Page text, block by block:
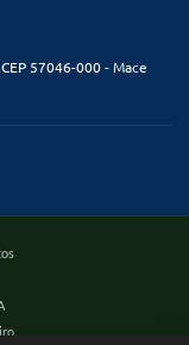
57046-000 - Mace